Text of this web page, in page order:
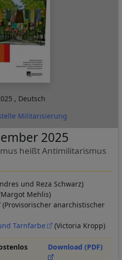
, Deutsch
Militarisierung
2025
heißt Antimilitarismus
und Reza Schwarz)
Mehlis)
(Provisorischer anarchistischer
Tarnfarbe (Victoria Kropp)
Download (PDF)